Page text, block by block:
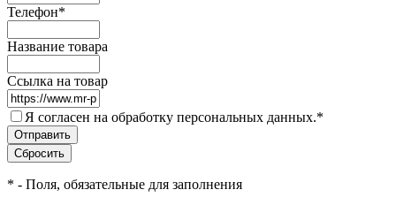
Телефон*
Название товара
Ссылка на товар
Я согласен на обработку персональных данных.*
* - Поля, обязательные для заполнения